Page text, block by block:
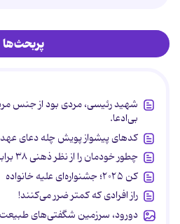
پربحث‌ها
شهید رئیسی، مردی بود از جنس
بی‌ادعا.
کدهای پیشواز پویش چله دعای عهد
چطور خودمان را از نظر ذهنی ۳۸ برابر قوی‌تر کنیم؟
کن ۲۰۲۵؛ جشنواره‌ای علیه خانواده
راز افرادی که کمتر ضرر می‌کنند!
دورود، سرزمین شگفتی‌های طبیعت